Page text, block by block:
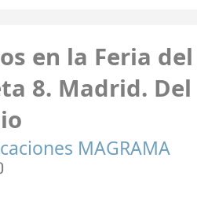
en la Feria
8. Madrid.
MAGRAMA